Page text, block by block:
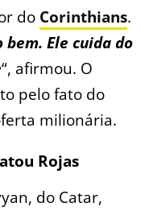
do Corinthians.
Ele cuida do
“, afirmou. O
pelo fato do
milionária.
Rojas
do Catar,